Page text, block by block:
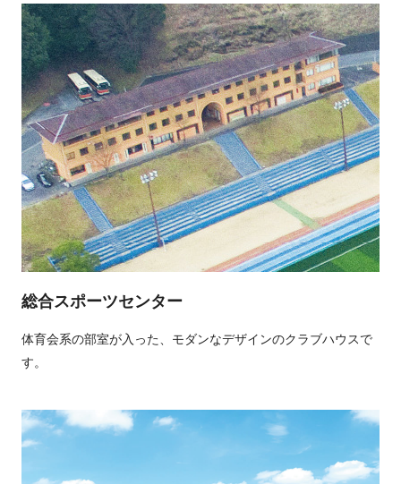
総合スポーツセンター
体育会系の部室が入った、モダンなデザインのクラブハウスで
す。